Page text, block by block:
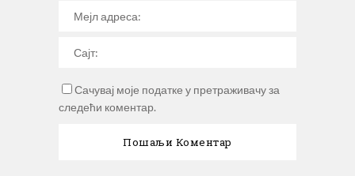
Сачувај моје податке у претраживачу за
следећи коментар.